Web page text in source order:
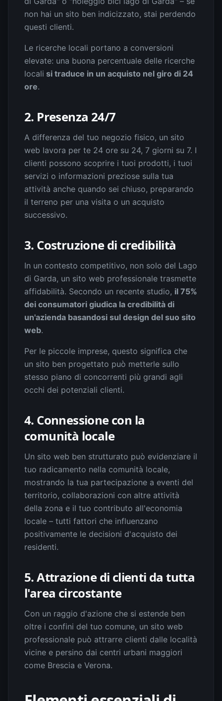
non hai un sito ben indicizzato, stai perdendo
questi clienti.
Le ricerche locali portano a conversioni
elevate: una buona percentuale delle ricerche
locali si traduce in un acquisto nel giro di 24
ore.
2. Presenza 24/7
A differenza del tuo negozio fisico, un sito
web lavora per te 24 ore su 24, 7 giorni su 7. I
clienti possono scoprire i tuoi prodotti, i tuoi
servizi o informazioni preziose sulla tua
attività anche quando sei chiuso, preparando
il terreno per una visita o un acquisto
successivo.
3. Costruzione di credibilità
In un contesto competitivo, non solo del Lago
di Garda, un sito web professionale trasmette
affidabilità. Secondo un recente studio, il 75%
dei consumatori giudica la credibilità di
un'azienda basandosi sul design del suo sito
web.
Per le piccole imprese, questo significa che
un sito ben progettato può metterle sullo
stesso piano di concorrenti più grandi agli
occhi dei potenziali clienti.
4. Connessione con la
comunità locale
Un sito web ben strutturato può evidenziare il
tuo radicamento nella comunità locale,
mostrando la tua partecipazione a eventi del
territorio, collaborazioni con altre attività
della zona e il tuo contributo all'economia
locale – tutti fattori che influenzano
positivamente le decisioni d'acquisto dei
residenti.
5. Attrazione di clienti da tutta
l'area circostante
Con un raggio d'azione che si estende ben
oltre i confini del tuo comune, un sito web
professionale può attrarre clienti dalle località
vicine e persino dai centri urbani maggiori
come Brescia e Verona.